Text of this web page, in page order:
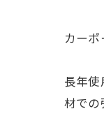
カーポ
長年使
材での